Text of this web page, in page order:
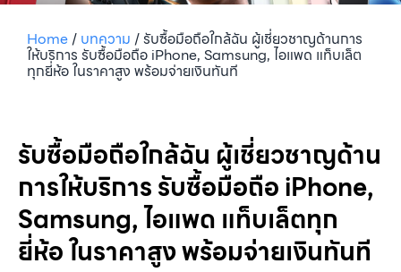
Home/ บทความ /รับซื้อมือถือใกล้ฉัน ผู้เชี่ยวชาญด้านการ
ให้บริการ รับซื้อมือถือ iPhone, Samsung, ไอแพด แท็บเล็ต
ทุกยี่ห้อ ในราคาสูง พร้อมจ่ายเงินทันที
รับซื้อมือถือใกล้ฉัน ผู้เชี่ยวชาญด้าน
การให้บริการ รับซื้อมือถือ iPhone,
Samsung, ไอแพด แท็บเล็ตทุก
ยี่ห้อ ในราคาสูง พร้อมจ่ายเงินทันที